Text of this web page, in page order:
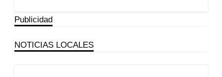
Publicidad
NOTICIAS LOCALES